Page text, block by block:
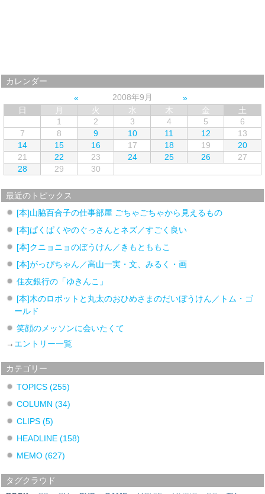
カレンダー
2008年9月
日
月 火 水 木 金
土
1
2 3 4 5
6
7
8 9 10 11 12
13
14
15 16 17 18 19
20
21
22 23 24 25 26
27
28
29 30
最近のトピックス
[本]山脇百合子の仕事部屋 ごちゃごちゃから見えるもの
[本]ぱくぱくやのぐっさんとネズ／すごく良い
[本]クニョニョのぼうけん／きもとももこ
[本]がっぴちゃん／高山一実・文、みるく・画
住友銀行の「ゆきんこ」
[本]木のロボットと丸太のおひめさまのだいぼうけん／トム・ゴ
ールド
笑顔のメッソンに会いたくて
→ エントリー一覧
カテゴリー
TOPICS(255)
COLUMN(34)
CLIPS(5)
HEADLINE(158)
MEMO(627)
タグクラウド